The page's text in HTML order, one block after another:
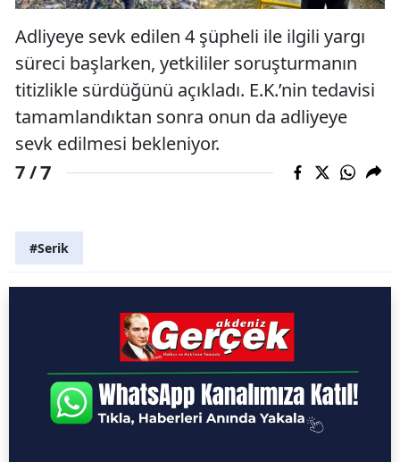
Adliyeye sevk edilen 4 şüpheli ile ilgili yargı
süreci başlarken, yetkililer soruşturmanın
titizlikle sürdüğünü açıkladı. E.K.’nin tedavisi
tamamlandıktan sonra onun da adliyeye
sevk edilmesi bekleniyor.
7 /7
#Serik